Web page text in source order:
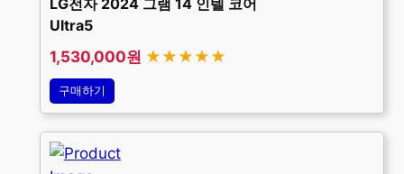
LG전자 2024 그램 14 인텔 코어
Ultra5
1,530,000원 ★★★★★
구매하기